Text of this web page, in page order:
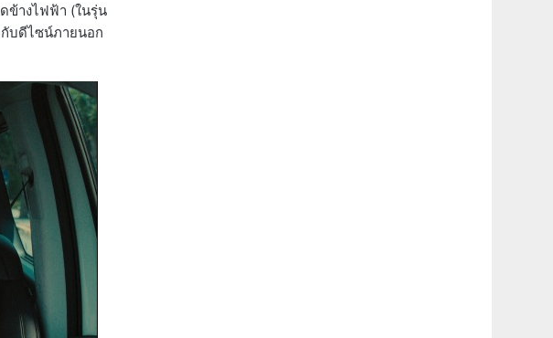
ข้างไฟฟ้า (ในรุ่น
กับดีไซน์ภายนอก